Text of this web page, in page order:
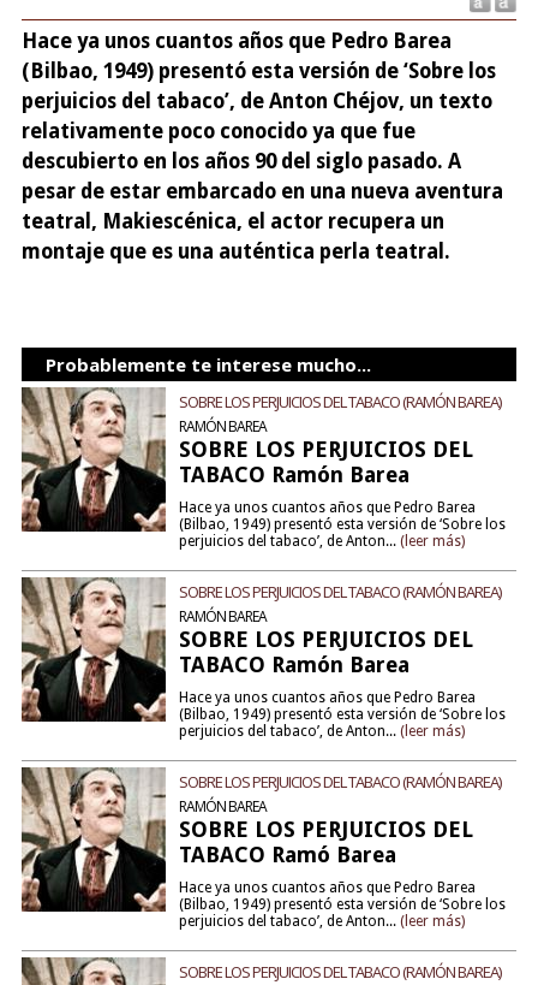
Hace ya unos cuantos años que Pedro Barea
(Bilbao, 1949) presentó esta versión de ‘Sobre los
perjuicios del tabaco’, de Anton Chéjov, un texto
relativamente poco conocido ya que fue
descubierto en los años 90 del siglo pasado. A
pesar de estar embarcado en una nueva aventura
teatral, Makiescénica, el actor recupera un
montaje que es una auténtica perla teatral.
Probablemente te interese mucho...
SOBRE LOS PERJUICIOS DEL TABACO (RAMÓN BAREA)
RAMÓN BAREA
SOBRE LOS PERJUICIOS DEL
TABACO Ramón Barea
Hace ya unos cuantos años que Pedro Barea
(Bilbao, 1949) presentó esta versión de ‘Sobre los
perjuicios del tabaco’, de Anton... (leer más)
SOBRE LOS PERJUICIOS DEL TABACO (RAMÓN BAREA)
RAMÓN BAREA
SOBRE LOS PERJUICIOS DEL
TABACO Ramón Barea
Hace ya unos cuantos años que Pedro Barea
(Bilbao, 1949) presentó esta versión de ‘Sobre los
perjuicios del tabaco’, de Anton... (leer más)
SOBRE LOS PERJUICIOS DEL TABACO (RAMÓN BAREA)
RAMÓN BAREA
SOBRE LOS PERJUICIOS DEL
TABACO Ramó Barea
Hace ya unos cuantos años que Pedro Barea
(Bilbao, 1949) presentó esta versión de ‘Sobre los
perjuicios del tabaco’, de Anton... (leer más)
SOBRE LOS PERJUICIOS DEL TABACO (RAMÓN BAREA)